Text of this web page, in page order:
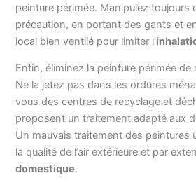
peinture périmée. Manipulez toujours
précaution, en portant des gants et
local bien ventilé pour limiter l’
Enfin, éliminez la peinture périmée
Ne la jetez pas dans les ordures
vous des centres de recyclage et
proposent un traitement adapté aux
Un mauvais traitement des peintures
la qualité de l’air extérieure et par
domestique.